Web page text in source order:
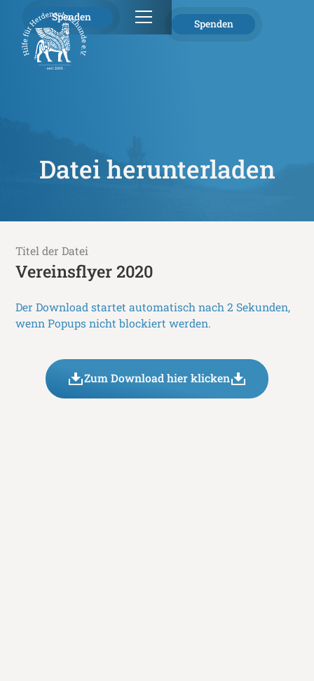
Spenden
Spenden
Datei herunterladen
Titel der Datei
Vereinsflyer 2020
Der Download startet automatisch nach 2 Sekunden,
wenn Popups nicht blockiert werden.
Zum Download hier klicken